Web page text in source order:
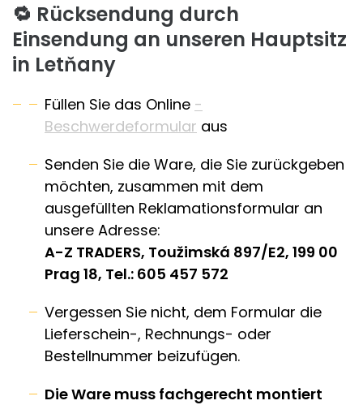
🔁 Rücksendung durch
Einsendung an unseren Hauptsitz
in Letňany
Füllen Sie das Online -
Beschwerdeformular aus
Senden Sie die Ware, die Sie zurückgeben
möchten, zusammen mit dem
ausgefüllten Reklamationsformular an
unsere Adresse:
A-Z TRADERS, Toužimská 897/E2, 199 00
Prag 18, Tel.: 605 457 572
Vergessen Sie nicht, dem Formular die
Lieferschein-, Rechnungs- oder
Bestellnummer beizufügen.
Die Ware muss fachgerecht montiert